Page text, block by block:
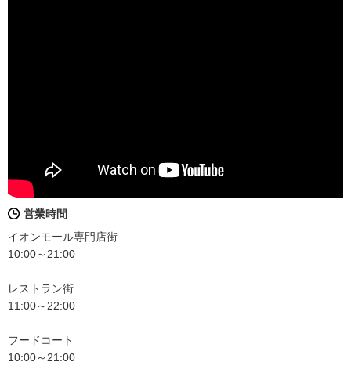
営業時間
イオンモール専門店街
10:00～21:00
レストラン街
11:00～22:00
フードコート
10:00～21:00